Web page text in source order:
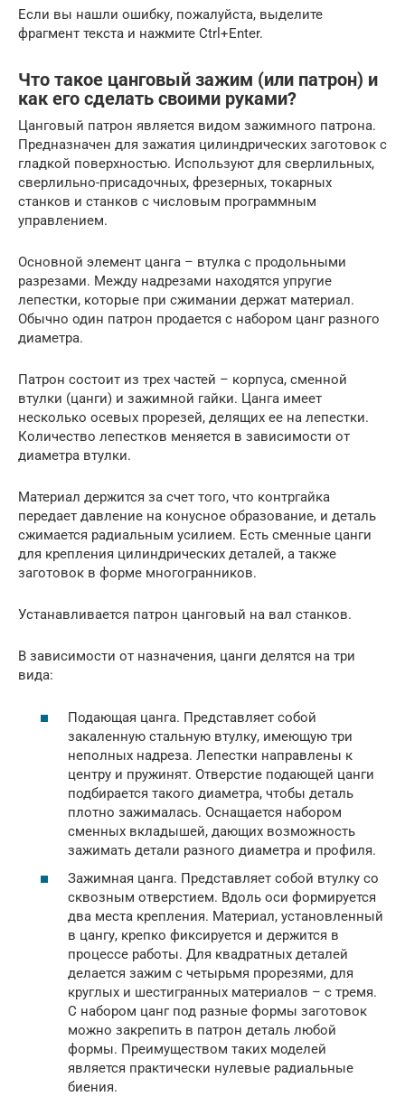
Если вы нашли ошибку, пожалуйста, выделите
фрагмент текста и нажмите Ctrl+Enter.
Что такое цанговый зажим (или патрон) и
как его сделать своими руками?
Цанговый патрон является видом зажимного патрона.
Предназначен для зажатия цилиндрических заготовок с
гладкой поверхностью. Используют для сверлильных,
сверлильно-присадочных, фрезерных, токарных
станков и станков с числовым программным
управлением.
Основной элемент цанга – втулка с продольными
разрезами. Между надрезами находятся упругие
лепестки, которые при сжимании держат материал.
Обычно один патрон продается с набором цанг разного
диаметра.
Патрон состоит из трех частей – корпуса, сменной
втулки (цанги) и зажимной гайки. Цанга имеет
несколько осевых прорезей, делящих ее на лепестки.
Количество лепестков меняется в зависимости от
диаметра втулки.
Материал держится за счет того, что контргайка
передает давление на конусное образование, и деталь
сжимается радиальным усилием. Есть сменные цанги
для крепления цилиндрических деталей, а также
заготовок в форме многогранников.
Устанавливается патрон цанговый на вал станков.
В зависимости от назначения, цанги делятся на три
вида:
Подающая цанга. Представляет собой
закаленную стальную втулку, имеющую три
неполных надреза. Лепестки направлены к
центру и пружинят. Отверстие подающей цанги
подбирается такого диаметра, чтобы деталь
плотно зажималась. Оснащается набором
сменных вкладышей, дающих возможность
зажимать детали разного диаметра и профиля.
Зажимная цанга. Представляет собой втулку со
сквозным отверстием. Вдоль оси формируется
два места крепления. Материал, установленный
в цангу, крепко фиксируется и держится в
процессе работы. Для квадратных деталей
делается зажим с четырьмя прорезями, для
круглых и шестигранных материалов – с тремя.
С набором цанг под разные формы заготовок
можно закрепить в патрон деталь любой
формы. Преимуществом таких моделей
является практически нулевые радиальные
биения.